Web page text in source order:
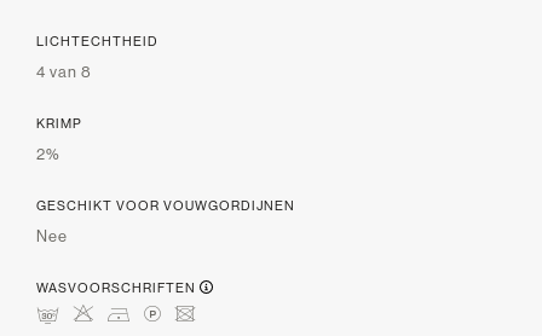
LICHTECHTHEID
4 van 8
KRIMP
2%
GESCHIKT VOOR VOUWGORDIJNEN
Nee
WASVOORSCHRIFTEN
mHDLU